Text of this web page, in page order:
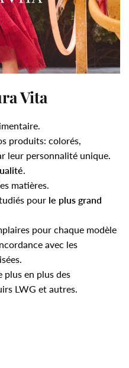
Vita
produits: colorés,
leur personnalité unique.
.
matières.
pour le plus grand
pour chaque modèle
avec les
plus en plus des
LWG et autres.